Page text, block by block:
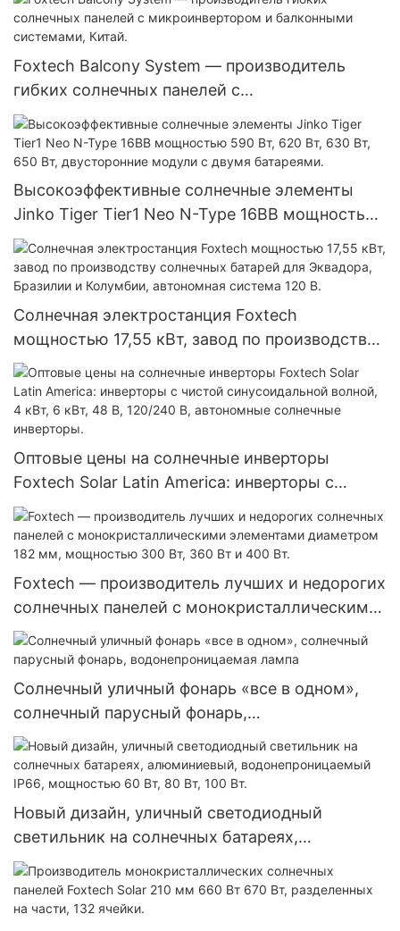
Foxtech Balcony System — производитель
гибких солнечных панелей с
микроинвертором и балконными системами,
Китай.
Высокоэффективные солнечные элементы
Jinko Tiger Tier1 Neo N-Type 16BB мощностью
590 Вт, 620 Вт, 630 Вт, 650 Вт, двусторонние
модули с двумя батареями.
Солнечная электростанция Foxtech
мощностью 17,55 кВт, завод по производству
солнечных батарей для Эквадора, Бразилии и
Колумбии, автономная система 120 В.
Оптовые цены на солнечные инверторы
Foxtech Solar Latin America: инверторы с
чистой синусоидальной волной, 4 кВт, 6 кВт,
48 В, 120/240 В, автономные солнечные
инверторы.
Foxtech — производитель лучших и недорогих
солнечных панелей с монокристаллическими
элементами диаметром 182 мм, мощностью
300 Вт, 360 Вт и 400 Вт.
Солнечный уличный фонарь «все в одном»,
солнечный парусный фонарь,
водонепроницаемая лампа
Новый дизайн, уличный светодиодный
светильник на солнечных батареях,
алюминиевый, водонепроницаемый IP66,
мощностью 60 Вт, 80 Вт, 100 Вт.